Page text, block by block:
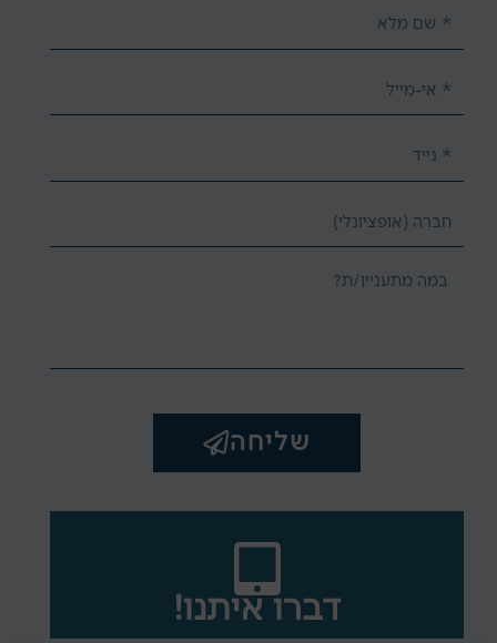
Name
Email
Phone
Company
Message
שליחה
דברו איתנו!